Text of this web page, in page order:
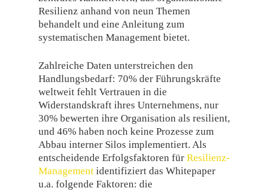
Resilienz anhand von neun Themen
behandelt und eine Anleitung zum
systematischen Management bietet.
Zahlreiche Daten unterstreichen den
Handlungsbedarf: 70% der Führungskräfte
weltweit fehlt Vertrauen in die
Widerstandskraft ihres Unternehmens, nur
30% bewerten ihre Organisation als resilient,
und 46% haben noch keine Prozesse zum
Abbau interner Silos implementiert. Als
entscheidende Erfolgsfaktoren fürResilienz-
Management identifiziert das Whitepaper
u.a. folgende Faktoren: die